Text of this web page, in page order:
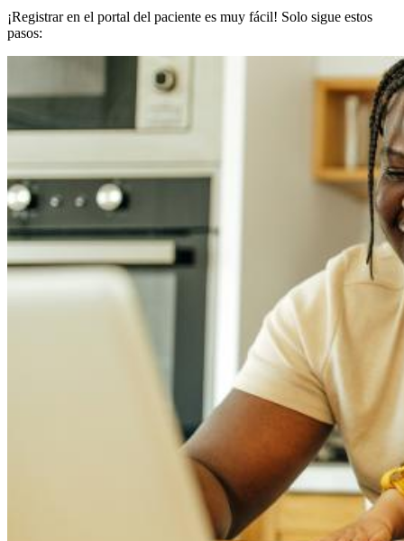
¡Registrar en el portal del paciente es muy fácil! Solo sigue estos
pasos: